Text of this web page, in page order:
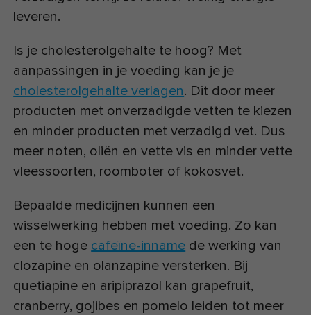
leveren.
Is je cholesterolgehalte te hoog? Met
aanpassingen in je voeding kan je je
cholesterolgehalte verlagen. Dit door meer
producten met onverzadigde vetten te kiezen
en minder producten met verzadigd vet. Dus
meer noten, oliën en vette vis en minder vette
vleessoorten, roomboter of kokosvet.
Bepaalde medicijnen kunnen een
wisselwerking hebben met voeding. Zo kan
een te hoge cafeïne-inname de werking van
clozapine en olanzapine versterken. Bij
quetiapine en aripiprazol kan grapefruit,
cranberry, gojibes en pomelo leiden tot meer